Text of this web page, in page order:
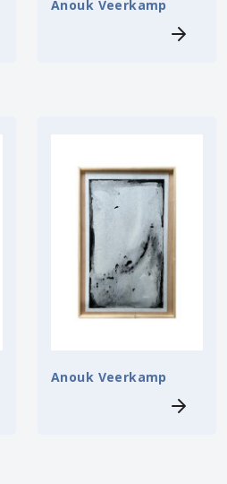
Anouk Veerkamp
Anouk Veerkamp